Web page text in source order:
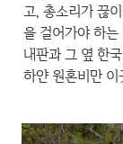
고, 총소리가 끊
을 걸어가야 하
내판과 그 옆 한
하얀 원혼비만